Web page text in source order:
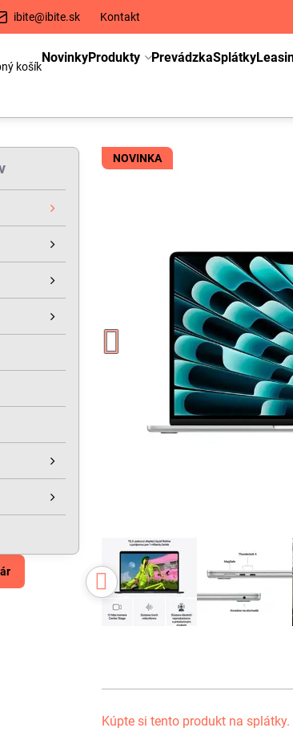
ibite@ibite.sk Kontakt
košík
NovinkyProdukty PrevádzkaSplátky
NOVINKA
Kúpte si tento produkt na splátky.